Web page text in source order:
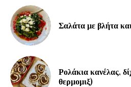
Σαλάτα με βλήτα
Ρολάκια κανέλας,
θερμομιξ)